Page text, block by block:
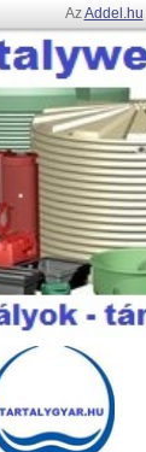
AzAddel.hu